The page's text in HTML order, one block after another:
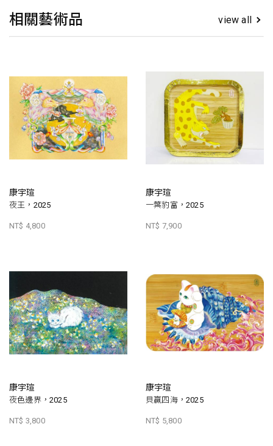
相關藝術品 view all
康宇瑄
夜王，2025
NT$ 4,800
康宇瑄
一葉豹富，2025
NT$ 7,900
康宇瑄
夜色邊界，2025
NT$ 3,800
康宇瑄
貝贏四海，2025
NT$ 5,800